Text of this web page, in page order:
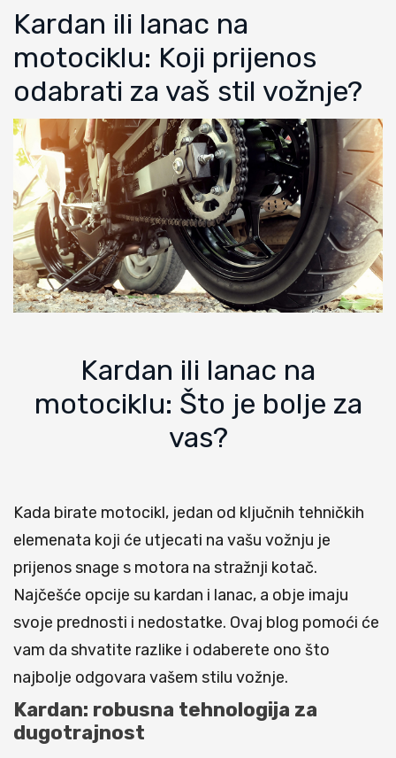
Kardan ili lanac na
motociklu: Koji prijenos
odabrati za vaš stil vožnje?
Kardan ili lanac na
motociklu: Što je bolje za
vas?
Kada birate motocikl, jedan od ključnih tehničkih
elemenata koji će utjecati na vašu vožnju je
prijenos snage s motora na stražnji kotač.
Najčešće opcije su kardan i lanac, a obje imaju
svoje prednosti i nedostatke. Ovaj blog pomoći će
vam da shvatite razlike i odaberete ono što
najbolje odgovara vašem stilu vožnje.
Kardan: robusna tehnologija za
dugotrajnost